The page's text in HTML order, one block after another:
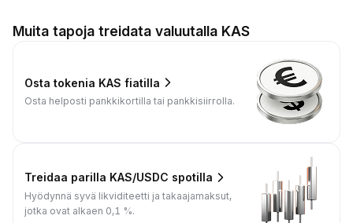
Muita tapoja treidata valuutalla KAS
Osta tokenia KAS fiatilla
Osta helposti pankkikortilla tai pankkisiirrolla.
Treidaa parilla KAS/USDC spotilla
Hyödynnä syvä likviditeetti ja takaajamaksut,
jotka ovat alkaen 0,1 %.